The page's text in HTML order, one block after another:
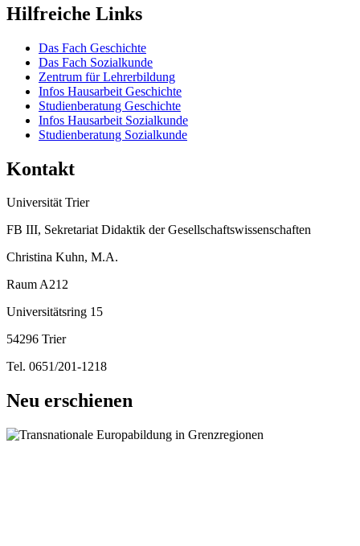
Hilfreiche Links
Das Fach Geschichte
Das Fach Sozialkunde
Zentrum für Lehrerbildung
Infos Hausarbeit Geschichte
Studienberatung Geschichte
Infos Hausarbeit Sozialkunde
Studienberatung Sozialkunde
Kontakt
Universität Trier
FB III, Sekretariat Didaktik der Gesellschaftswissenschaften
Christina Kuhn, M.A.
Raum A212
Universitätsring 15
54296 Trier
Tel. 0651/201-1218
Neu erschienen